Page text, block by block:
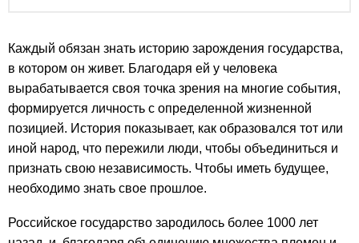
Каждый обязан знать историю зарождения государства,
в котором он живет. Благодаря ей у человека
вырабатывается своя точка зрения на многие события,
формируется личность с определенной жизненной
позицией. История показывает, как образовался тот или
иной народ, что пережили люди, чтобы объединиться и
признать свою независимость. Чтобы иметь будущее,
необходимо знать свое прошлое.
Российское государство зародилось более 1000 лет